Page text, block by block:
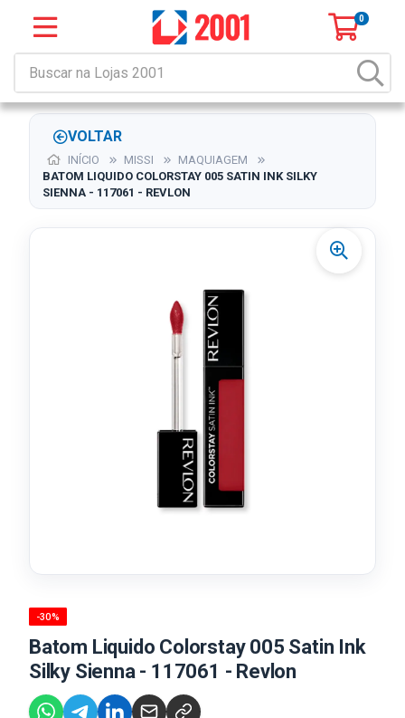
0
VOLTAR
INÍCIO MISSI
MAQUIAGEM
BATOM LIQUIDO COLORSTAY 005 SATIN INK SILKY
SIENNA - 117061 - REVLON
-30%
Batom Liquido Colorstay 005 Satin Ink
Silky Sienna - 117061 - Revlon